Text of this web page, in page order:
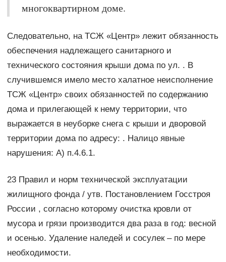
многоквартирном доме.
Следовательно, на ТСЖ «Центр» лежит обязанность
обеспечения надлежащего санитарного и
технического состояния крыши дома по ул. . В
случившемся имело место халатное неисполнение
ТСЖ «Центр» своих обязанностей по содержанию
дома и прилегающей к нему территории, что
выражается в неуборке снега с крыши и дворовой
территории дома по адресу: . Налицо явные
нарушения: А) п.4.6.1.
23 Правил и норм технической эксплуатации
жилищного фонда / утв. Постановлением Госстроя
России , согласно которому очистка кровли от
мусора и грязи производится два раза в год: весной
и осенью. Удаление наледей и сосулек – по мере
необходимости.